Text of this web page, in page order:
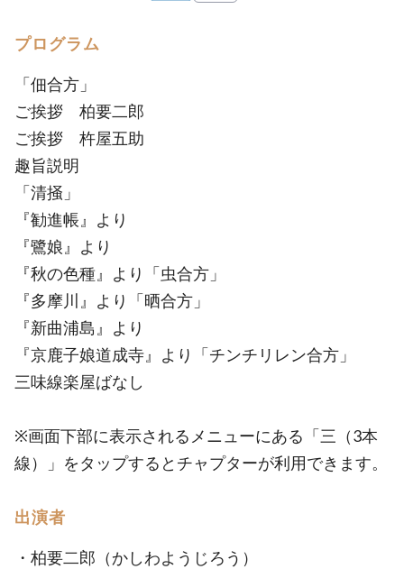
プログラム
「佃合方」
ご挨拶 柏要二郎
ご挨拶 杵屋五助
趣旨説明
「清掻」
『勧進帳』より
『鷺娘』より
『秋の色種』より「虫合方」
『多摩川』より「晒合方」
『新曲浦島』より
『京鹿子娘道成寺』より「チンチリレン合方」
三味線楽屋ばなし
※画面下部に表示されるメニューにある「三（3本
線）」をタップするとチャプターが利用できます。
出演者
・柏要二郎（かしわようじろう）